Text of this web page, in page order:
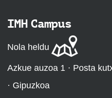
IMH Campus
Nola heldu
Azkue auzoa 1 · Posta
· Gipuzkoa